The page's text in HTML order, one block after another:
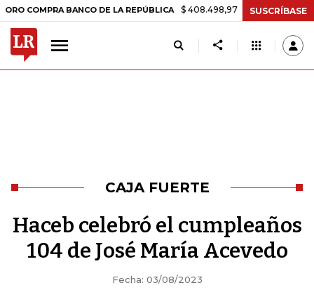
BANCO DE LA REPÚBLICA $ 408.498,97 +$ 8.753,81 +2,19%
SUSCRÍBASE
CAJA FUERTE
Haceb celebró el cumpleaños
104 de José María Acevedo
Fecha: 03/08/2023